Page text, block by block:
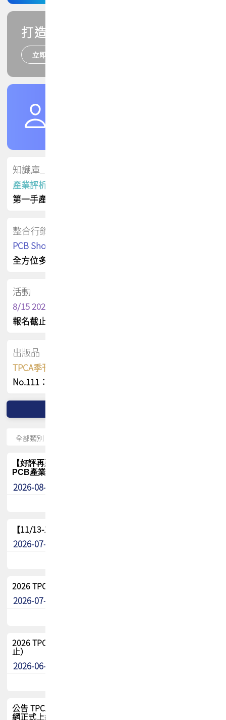
打造您的PCB專業技能
立即報名
知識庫_會員專屬
產業評析報告
第一手產業資訊
整合行銷
PCB Shop 採購指南
全方位多元曝光方案
活動
8/15 2026 TPCA健康盃保齡球聯誼賽
報名截止日 : 8/3 活動日期 : 8/15
出版品
TPCA季刊 FREE 線上版
No.111：PCB全球風險布局與韌性
【好評再延長】PCB GPT 全面開放體驗延長到8月!!
PCB產業專屬 AI 知識平台
2026-08-04
【11/13-15】2026 TPCA 百岳登頂_南橫三星
2026-07-22
2026 TPCA中南區會員問卷暨7/31交流餐敘報名
2026-07-08
2026 TPCA健康盃保齡球聯誼賽 熱烈報名中（8/3報名截
止）
2026-06-29
公告 TPCA 台灣電路板協會官網將迎來新面貌，7/1 新官
網正式上線！